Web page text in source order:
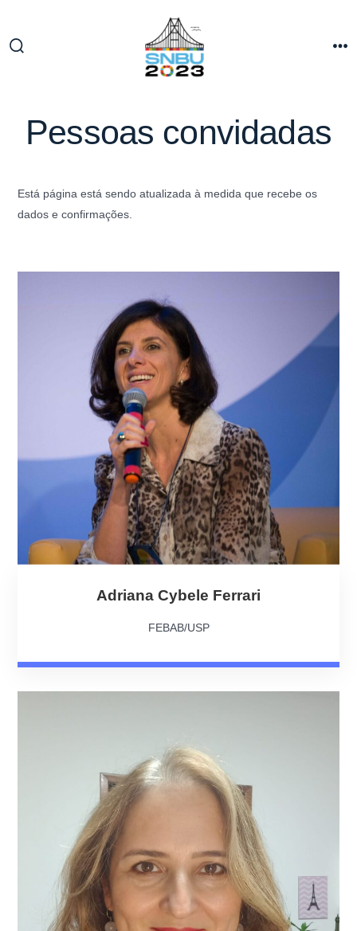
Pessoas convidadas
Está página está sendo atualizada à medida que recebe os
dados e confirmações.
Adriana Cybele Ferrari
FEBAB/USP